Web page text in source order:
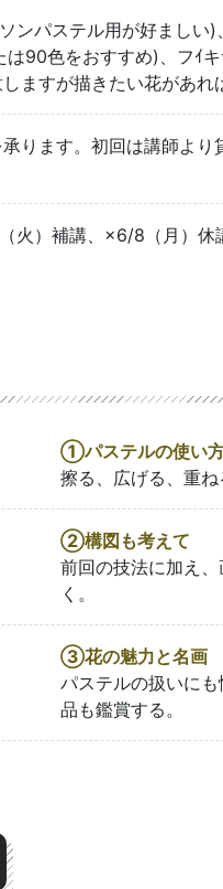
ンパステル用が好ましい
90色をおすすめ)、フｲ
ますが描きたい花があれ
ります。初回は講師よ
火）補講、×6/8（月）
①パステルの使い
擦る、広げる、重
②構図も考えて
前回の技法に加え
く。
③花の魅力と名画
パステルの扱いに
品も鑑賞する。